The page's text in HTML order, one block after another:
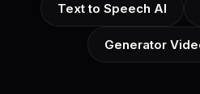
Text to Speech AI
Generator